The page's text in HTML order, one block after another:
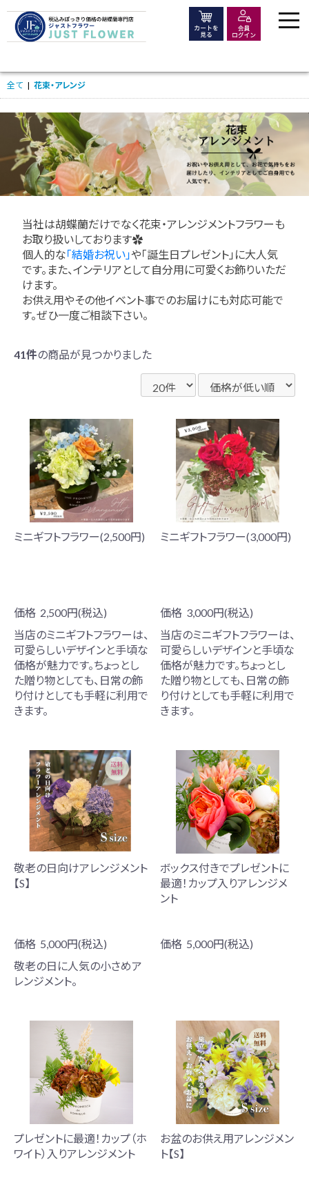
シーンで選ぶ
大きさ・種類で選ぶ
よくある質問
お問い合わせ
全て | 花束・アレンジ
当社は胡蝶蘭だけでなく花束・アレンジメントフラワーも
お取り扱いしております✿
個人的な「結婚お祝い」や「誕生日プレゼント」に大人気
です。また、インテリアとして自分用に可愛くお飾りいただ
けます。
お供え用やその他イベント事でのお届けにも対応可能で
す。ぜひ一度ご相談下さい。
41件の商品が見つかりました
ミニギフトフラワー(2,500円)
価格 2,500円(税込)
当店のミニギフトフラワーは、
可愛らしいデザインと手頃な
価格が魅力です。ちょっとし
た贈り物としても、日常の飾
り付けとしても手軽に利用で
きます。
ミニギフトフラワー(3,000円)
価格 3,000円(税込)
当店のミニギフトフラワーは、
可愛らしいデザインと手頃な
価格が魅力です。ちょっとし
た贈り物としても、日常の飾
り付けとしても手軽に利用で
きます。
敬老の日向けアレンジメント
【S】
価格 5,000円(税込)
敬老の日に人気の小さめア
レンジメント。
ボックス付きでプレゼントに
最適！カップ入りアレンジメ
ント
価格 5,000円(税込)
プレゼントに最適！カップ（ホ
ワイト）入りアレンジメント
お盆のお供え用アレンジメン
ト【S】